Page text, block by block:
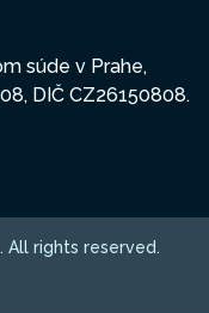
súde v Prahe,
DIČ CZ26150808.
All rights reserved.